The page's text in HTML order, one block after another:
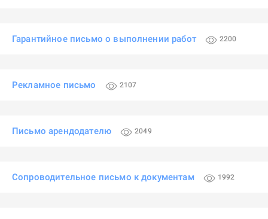
Гарантийное письмо о выполнении работ 2200
Рекламное письмо 2107
Письмо арендодателю 2049
Сопроводительное письмо к документам 1992